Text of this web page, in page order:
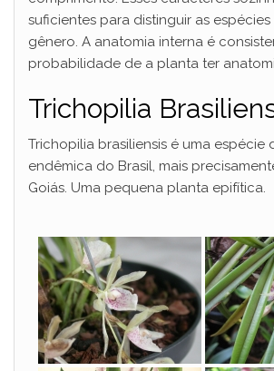
suficientes para distinguir as
gênero. A anatomia interna é
probabilidade de a planta ter
Trichopilia
Trichopilia brasiliensis é uma espécie
endêmica do Brasil, mais
Goiás. Uma pequena planta epifítica.